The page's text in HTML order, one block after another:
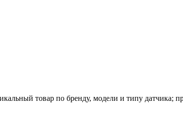
товар по бренду, модели и типу датчика;